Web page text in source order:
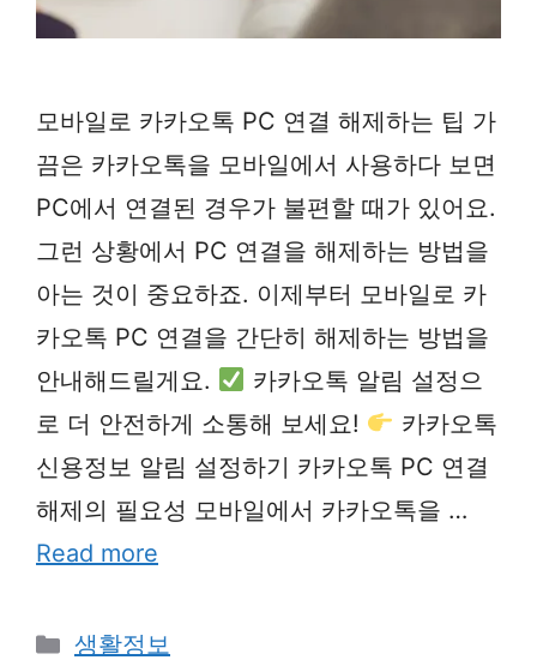
모바일로 카카오톡 PC 연결 해제하는 팁 가
끔은 카카오톡을 모바일에서 사용하다 보면
PC에서 연결된 경우가 불편할 때가 있어요.
그런 상황에서 PC 연결을 해제하는 방법을
아는 것이 중요하죠. 이제부터 모바일로 카
카오톡 PC 연결을 간단히 해제하는 방법을
안내해드릴게요.
카카오톡 알림 설정으
로 더 안전하게 소통해 보세요!
카카오톡
신용정보 알림 설정하기 카카오톡 PC 연결
해제의 필요성 모바일에서 카카오톡을 …
Read more
Categories
생활정보